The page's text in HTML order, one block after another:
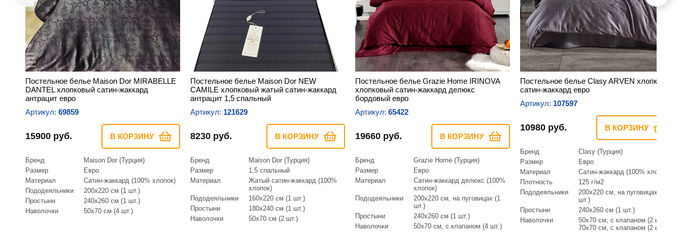
Постельное белье Maison Dor MIRABELLE
DANTEL хлопковый сатин-жаккард
антрацит евро
Артикул: 69859
15900 руб. В КОРЗИНУ
Бренд
Maison Dor (Турция)
Размер
Евро
Материал
Сатин-жаккард (100% хлопок)
Пододеяльники
200х220 см (1 шт.)
Простыни
240х260 см (1 шт.)
Наволочки
50х70 см (4 шт.)
Постельное белье Maison Dor NEW
CAMILE хлопковый жатый сатин-жаккард
антрацит 1,5 спальный
Артикул: 121629
8230 руб. В КОРЗИНУ
Бренд
Maison Dor (Турция)
Размер
1,5 спальный
Материал
Жатый сатин-жаккард (100%
хлопок)
Пододеяльники
160х220 см (1 шт.)
Простыни
180х240 см (1 шт.)
Наволочки
50х70 см (2 шт.)
Постельное белье Grazie Home IRINOVA
хлопковый сатин-жаккард делюкс
бордовый евро
Артикул: 65422
19660 руб. В КОРЗИНУ
Бренд
Grazie Home (Турция)
Размер
Евро
Материал
Сатин-жаккард делюкс (100%
хлопок)
Пододеяльники
200х220 см, на пуговицах (1
шт.)
Простыни
240х260 см (1 шт.)
Наволочки
50х70 см, с клапаном (4 шт.)
Постельное белье Clasy ARVEN хлопковый
сатин-жаккард евро
Артикул: 107597
10980 руб. В КОРЗИНУ
Бренд
Clasy (Турция)
Размер
Евро
Материал
Сатин-жаккард (100% хлопок)
Плотность
125 г/м2
Пододеяльники
200х220 см, на пуговицах (1
шт.)
Простыни
240х260 см (1 шт.)
Наволочки
50х70 см, с клапаном (2 шт.)
70х70 см, с клапаном (2 шт.)